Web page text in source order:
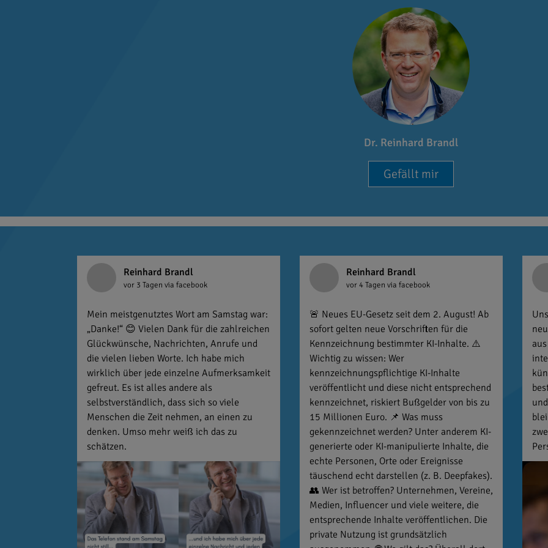
Dr. Reinhard Brandl
Gefällt mir
Reinhard Brandl
vor 3 Tagen via facebook
Mein meistgenutztes Wort am Samstag war:
„Danke!“ 😊 Vielen Dank für die zahlreichen
Glückwünsche, Nachrichten, Anrufe und
die vielen lieben Worte. Ich habe mich
wirklich über jede einzelne Aufmerksamkeit
gefreut. Es ist alles andere als
selbstverständlich, dass sich so viele
Menschen die Zeit nehmen, an einen zu
denken. Umso mehr weiß ich das zu
schätzen.
Reinhard Brandl
vor 4 Tagen via facebook
🚨 Neues EU-Gesetz seit dem 2. August! Ab
sofort gelten neue Vorschriften für die
Kennzeichnung bestimmter KI-Inhalte. ⚠️
Wichtig zu wissen: Wer
kennzeichnungspflichtige KI-Inhalte
veröffentlicht und diese nicht entsprechend
kennzeichnet, riskiert Bußgelder von bis zu
15 Millionen Euro. 📌 Was muss
gekennzeichnet werden? Unter anderem KI-
generierte oder KI-manipulierte Inhalte, die
echte Personen, Orte oder Ereignisse
täuschend echt darstellen (z. B. Deepfakes).
👥 Wer ist betroffen? Unternehmen, Vereine,
Medien, Influencer und viele weitere, die
entsprechende Inhalte veröffentlichen. Die
private Nutzung ist grundsätzlich